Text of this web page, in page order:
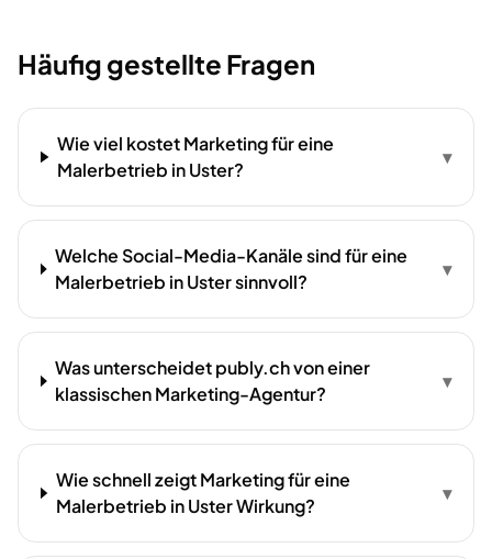
Häufig gestellte Fragen
Wie viel kostet Marketing für eine
Malerbetrieb in Uster?
▾
Welche Social-Media-Kanäle sind für eine
Malerbetrieb in Uster sinnvoll?
▾
Was unterscheidet publy.ch von einer
klassischen Marketing-Agentur?
▾
Wie schnell zeigt Marketing für eine
Malerbetrieb in Uster Wirkung?
▾